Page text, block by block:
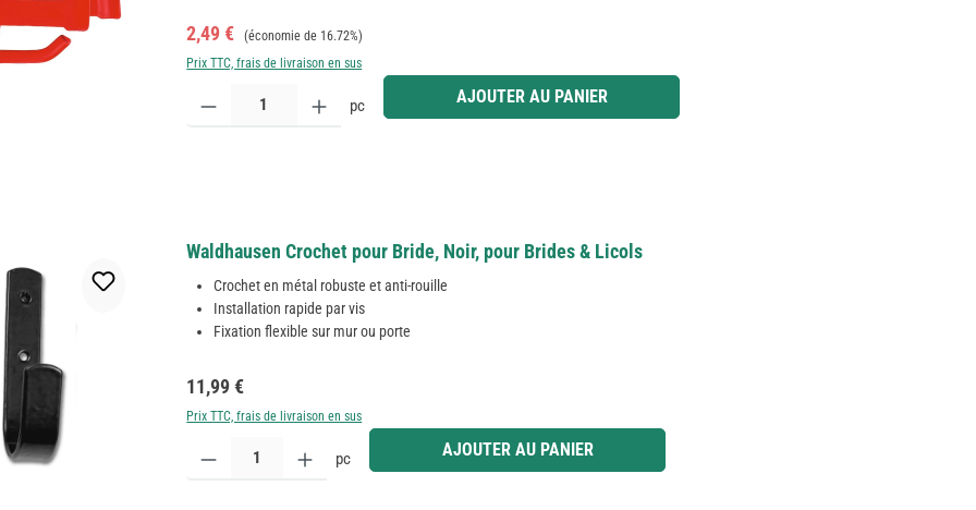
Prix de vente :
2,49 € Prix régulier :
(économie de 16.72%)
Prix TTC, frais de livraison en sus
Quantité de produit : Entrez la quantité souhaitée ou utilisez les boutons pour augmenter ou diminuer la quantité.
pc AJOUTER AU PANIER
Waldhausen Crochet pour Bride, Noir, pour Brides & Licols
Crochet en métal robuste et anti-rouille
Installation rapide par vis
Fixation flexible sur mur ou porte
Prix régulier :
11,99 €
Prix TTC, frais de livraison en sus
Quantité de produit : Entrez la quantité souhaitée ou utilisez les boutons pour augmenter ou diminuer la quantité.
pc AJOUTER AU PANIER